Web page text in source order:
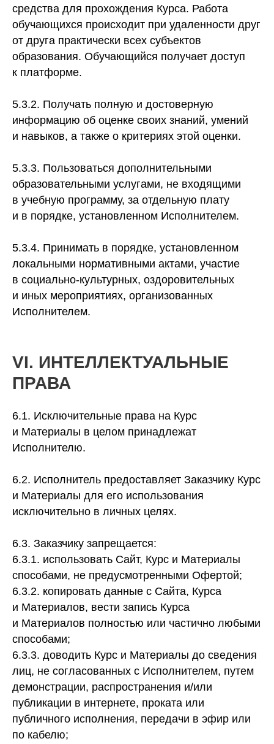
средства для прохождения Курса. Работа
обучающихся происходит при удаленности друг
от друга практически всех субъектов
образования. Обучающийся получает доступ
к платформе.
5.3.2. Получать полную и достоверную
информацию об оценке своих знаний, умений
и навыков, а также о критериях этой оценки.
5.3.3. Пользоваться дополнительными
образовательными услугами, не входящими
в учебную программу, за отдельную плату
и в порядке, установленном Исполнителем.
5.3.4. Принимать в порядке, установленном
локальными нормативными актами, участие
в социально-культурных, оздоровительных
и иных мероприятиях, организованных
Исполнителем.
VI. ИНТЕЛЛЕКТУАЛЬНЫЕ
ПРАВА
6.1. Исключительные права на Курс
и Материалы в целом принадлежат
Исполнителю.
6.2. Исполнитель предоставляет Заказчику Курс
и Материалы для его использования
исключительно в личных целях.
6.3. Заказчику запрещается:
6.3.1. использовать Сайт, Курс и Материалы
способами, не предусмотренными Офертой;
6.3.2. копировать данные с Сайта, Курса
и Материалов, вести запись Курса
и Материалов полностью или частично любыми
способами;
6.3.3. доводить Курс и Материалы до сведения
лиц, не согласованных с Исполнителем, путем
демонстрации, распространения и/или
публикации в интернете, проката или
публичного исполнения, передачи в эфир или
по кабелю;